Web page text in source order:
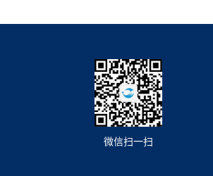
微信扫一扫